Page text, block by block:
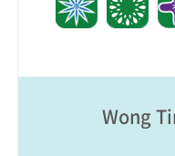
Wong